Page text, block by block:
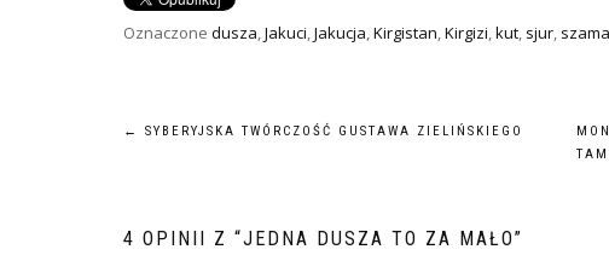
Oznaczone dusza Jakuci Jakucja Kirgistan Kirgizi kut sjur
NAWIGACJA
← SYBERYJSKA TWÓRCZOŚĆ GUSTAWA ZIELIŃSKIEGO
4 OPINII Z “JEDNA DUSZA TO ZA MAŁO”